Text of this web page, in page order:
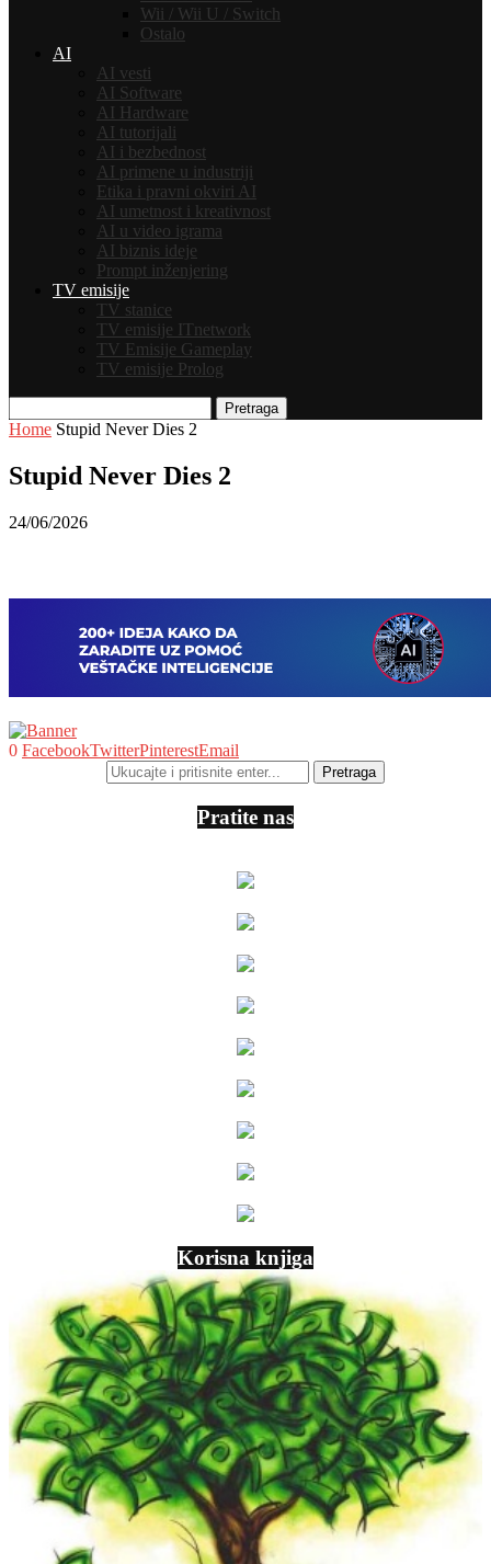
Wii / Wii U / Switch
Ostalo
AI
AI vesti
AI Software
AI Hardware
AI tutorijali
AI i bezbednost
AI primene u industriji
Etika i pravni okviri AI
AI umetnost i kreativnost
AI u video igrama
AI biznis ideje
Prompt inženjering
TV emisije
TV stanice
TV emisije ITnetwork
TV Emisije Gameplay
TV emisije Prolog
Pretraga
Home Stupid Never Dies 2
Stupid Never Dies 2
24/06/2026
0 FacebookTwitterPinterestEmail
Pratite nas
Korisna knjiga